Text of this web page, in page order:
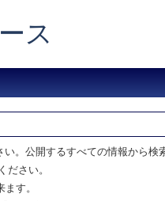
ス
。公開するすべての情報から検
さい。
す。